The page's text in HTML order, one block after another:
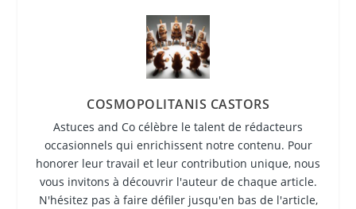
COSMOPOLITANIS CASTORS
Astuces and Co célèbre le talent de rédacteurs
occasionnels qui enrichissent notre contenu. Pour
honorer leur travail et leur contribution unique, nous
vous invitons à découvrir l'auteur de chaque article.
N'hésitez pas à faire défiler jusqu'en bas de l'article,